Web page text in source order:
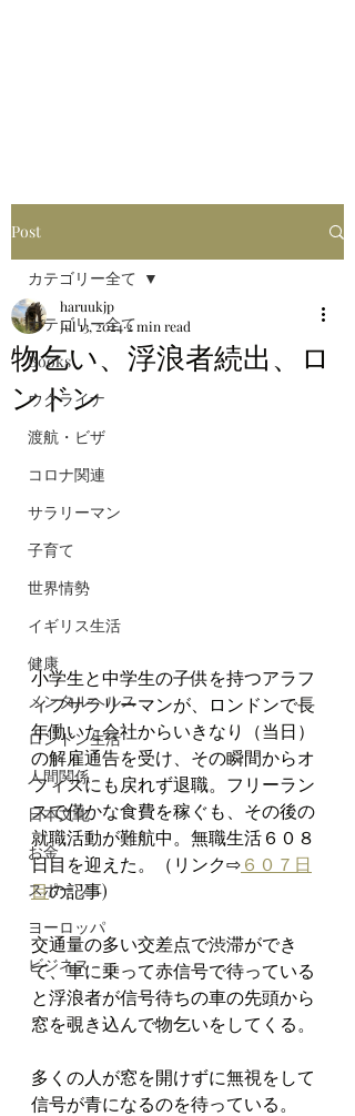
Post
カテゴリー全て
Books
ウクライナ
渡航・ビザ
コロナ関連
サラリーマン
子育て
世界情勢
イギリス生活
健康
メンタルヘルス
ロンドン生活
人間関係
日本文化
お金
スポーツ
ヨーロッパ
ビジネス
カテゴリー全て
物乞い、浮浪者続出、ロ
ンドン
haruukjp
Jul 13, 20242 min read
小学生と中学生の子供を持つアラフ
ィフサラリーマンが、ロンドンで長
年働いた会社からいきなり（当日）
の解雇通告を受け、その瞬間からオ
フィスにも戻れず退職。フリーラン
スで僅かな食費を稼ぐも、その後の
就職活動が難航中。無職生活６０８
日目を迎えた。（リンク⇨６０７日
目の記事)
交通量の多い交差点で渋滞ができ
て、車に乗って赤信号で待っている
と浮浪者が信号待ちの車の先頭から
窓を覗き込んで物乞いをしてくる。
多くの人が窓を開けずに無視をして
信号が青になるのを待っている。